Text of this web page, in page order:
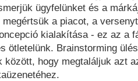
ügyfelünket és a
a piacot, a
kialakítása - ez az a
ötletelünk. Brainstorming
között, hogy megtaláljuk azt